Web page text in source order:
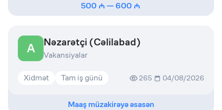
500 —600
A Nəzarətçi (Cəlilabad)
Vakansiyalar
Xidmət Tam iş günü 265 04/08/2026
Maaş müzakirəyə əsasən